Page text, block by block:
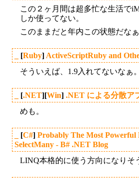
この２ヶ月間は超多忙な生活で
しか使ってない。
このままだと年内この状態だなぁ
[Ruby] ActiveScriptRuby and
そういえば、1.9入れてないなぁ。
[.NET][Win] .NET による分散ア
めも。
[C#] Probably The Most
SelectMany - B# .NET Blog
LINQ本格的に使う方向になりそ